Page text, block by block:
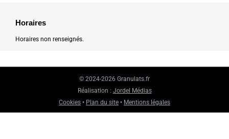
Horaires
Horaires non renseignés.
© 2024-2026 Granulats.fr
Réalisation : Jordel Médias
Cookies • Plan du site • Mentions légales